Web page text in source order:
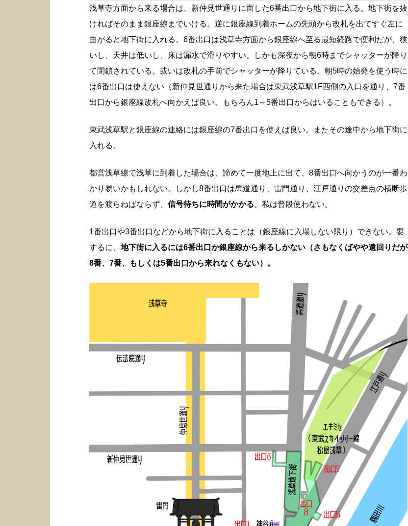
浅草寺方面から来る場合は、新仲見世通りに面した6番出口から地下街に入る。地下街を抜
ければそのまま銀座線までいける。逆に銀座線到着ホームの先頭から改札を出てすぐ左に
曲がると地下街に入れる。6番出口は浅草寺方面から銀座線へ至る最短経路で便利だが、狭
いし、天井は低いし、床は漏水で滑りやすい。しかも深夜から朝6時までシャッターが降り
て閉鎖されている。或いは改札の手前でシャッターが降りている。朝5時の始発を使う時に
は6番出口は使えない（新仲見世通りから来た場合は東武浅草駅1F西側の入口を通り、7番
出口から銀座線改札へ向かえば良い。もちろん1～5番出口からはいることもできる）。
東武浅草駅と銀座線の連絡には銀座線の7番出口を使えば良い。またその途中から地下街に
入れる。
都営浅草線で浅草に到着した場合は、諦めて一度地上に出て、8番出口へ向かうのが一番わ
かり易いかもしれない。しかし8番出口は馬道通り、雷門通り、江戸通りの交差点の横断歩
道を渡らねばならず、 信号待ちに時間がかかる。私は普段使わない。
1番出口や3番出口などから地下街に入ることは（銀座線に入場しない限り）できない。要
するに、 地下街に入るには6番出口か銀座線から来るしかない（さもなくばやや遠回りだが
8番、7番、もしくは5番出口から来れなくもない）。